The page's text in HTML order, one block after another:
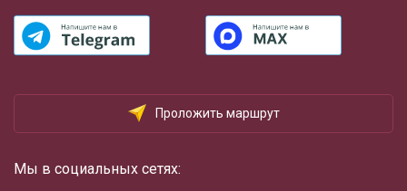
Проложить маршрут
Мы в социальных сетях: